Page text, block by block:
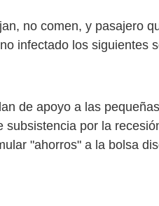
no comen, y pasajero
infectado los siguientes
de apoyo a las
subsistencia por la
"ahorros" a la bolsa